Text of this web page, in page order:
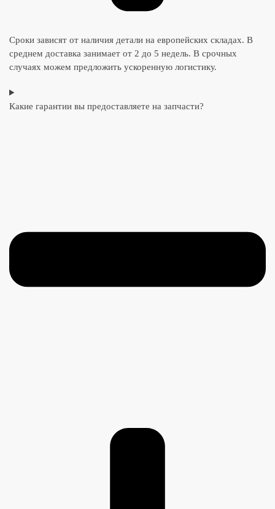
Сроки зависят от наличия детали на европейских складах. В
среднем доставка занимает от 2 до 5 недель. В срочных
случаях можем предложить ускоренную логистику.
Какие гарантии вы предоставляете на запчасти?